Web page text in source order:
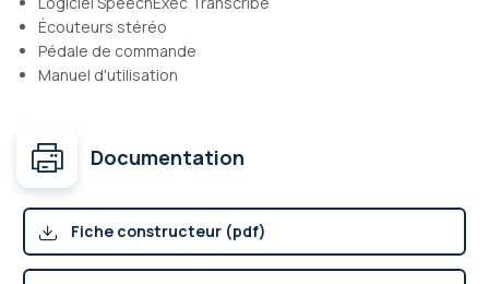
Écouteurs stéréo
Pédale de commande
Manuel d'utilisation
Documentation
Fiche constructeur (pdf)